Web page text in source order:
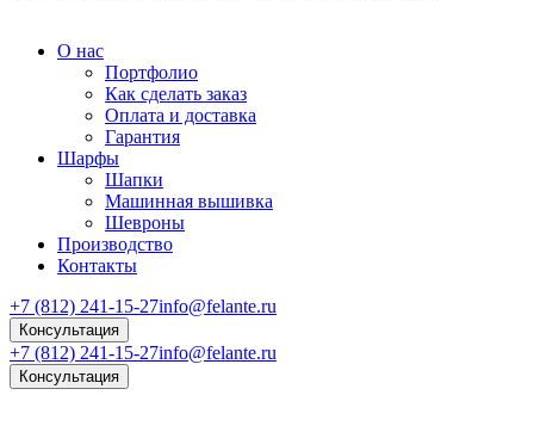
О нас
Портфолио
Как сделать заказ
Оплата и доставка
Гарантия
Шарфы
Шапки
Машинная вышивка
Шевроны
Производство
Контакты
+7 (812) 241-15-27info@felante.ru
Консультация
+7 (812) 241-15-27info@felante.ru
Консультация